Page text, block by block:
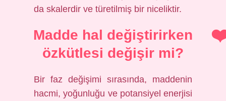
da skalerdir ve türetilmiş bir niceliktir.
Madde hal değiştirirken
özkütlesi değişir mi?
Bir faz değişimi sırasında, maddenin
hacmi, yoğunluğu ve potansiyel enerjisi